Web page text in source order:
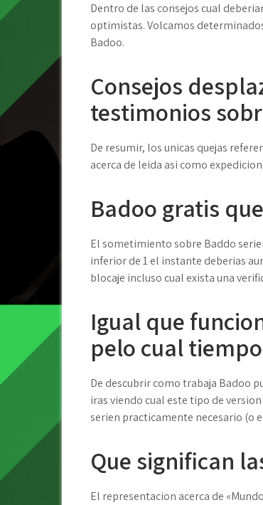
Dentro de las consejos cual
optimistas. Volcamos
Badoo.
Consejos
testimonios
De resumir, los unicas quejas
acerca de leida asi­ como
Badoo gratis
El sometimiento sobre Baddo
inferior de 1 el instante deberias
blocaje incluso cual exista una
Igual que
pelo cual
De descubrir como trabaja Badoo
iras viendo cual este tipo de
seri­en practicamente necesario (o
Que significan
El representacion acerca de